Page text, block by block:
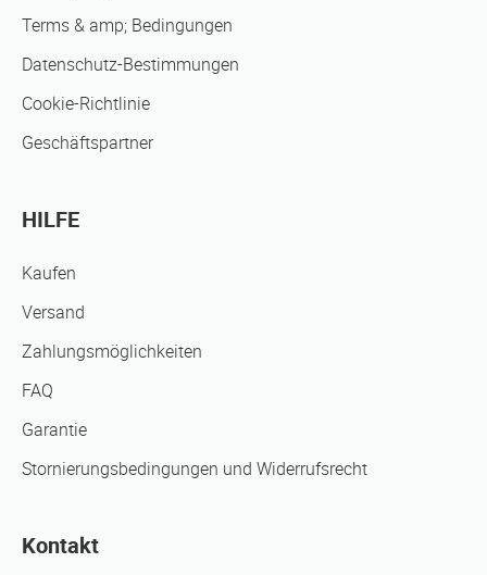
Terms & amp; Bedingungen
Datenschutz-Bestimmungen
Cookie-Richtlinie
Geschäftspartner
HILFE
Kaufen
Versand
Zahlungsmöglichkeiten
FAQ
Garantie
Stornierungsbedingungen und Widerrufsrecht
Kontakt